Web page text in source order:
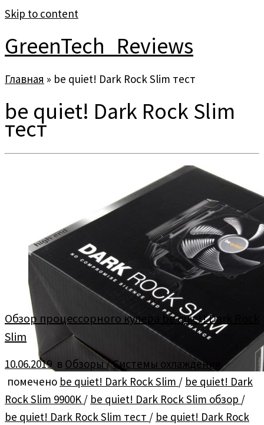
Skip to content
GreenTech_Reviews
Главная » be quiet! Dark Rock Slim тест
be quiet! Dark Rock Slim
тест
Обзор процессорного кулера be quiet! Dark Rock
Slim
10.06.2019 в Обзоры/Системы охлаждения
помечено be quiet! Dark Rock Slim / be quiet! Dark
Rock Slim 9900K / be quiet! Dark Rock Slim обзор /
be quiet! Dark Rock Slim тест / be quiet! Dark Rock